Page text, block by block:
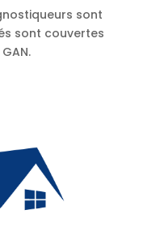
sont
sont couvertes